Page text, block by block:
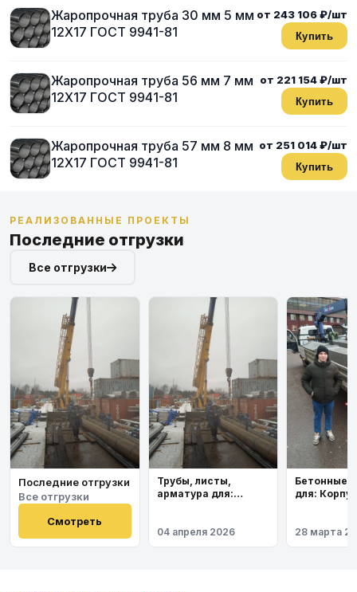
Жаропрочная труба 30 мм 5 мм
12Х17 ГОСТ 9941-81
от 243 106 ₽/шт
Купить
Жаропрочная труба 56 мм 7 мм
12Х17 ГОСТ 9941-81
от 221 154 ₽/шт
Купить
Жаропрочная труба 57 мм 8 мм
12Х17 ГОСТ 9941-81
от 251 014 ₽/шт
Купить
РЕАЛИЗОВАННЫЕ ПРОЕКТЫ
Последние отгрузки
Все отгрузки
Последние отгрузки
Все отгрузки
Смотреть
Трубы, листы,
арматура для:
04 апреля 2026
Бетонные
для:
28 марта